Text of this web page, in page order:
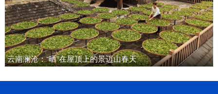
云南澜沧：“晒”在屋顶上的景迈山春天